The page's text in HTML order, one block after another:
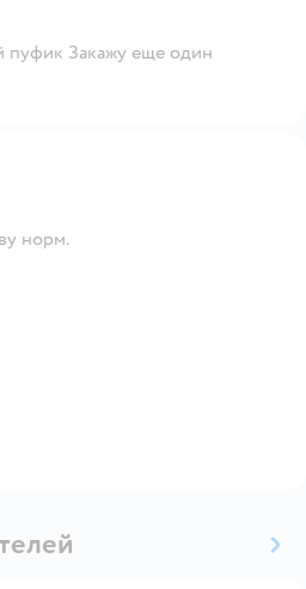
пуфик Закажу еще один
норм.